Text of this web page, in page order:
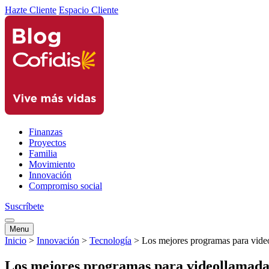
Hazte Cliente Espacio Cliente
Finanzas
Proyectos
Familia
Movimiento
Innovación
Compromiso social
Suscríbete
Menu
Inicio > Innovación > Tecnología > Los mejores programas para